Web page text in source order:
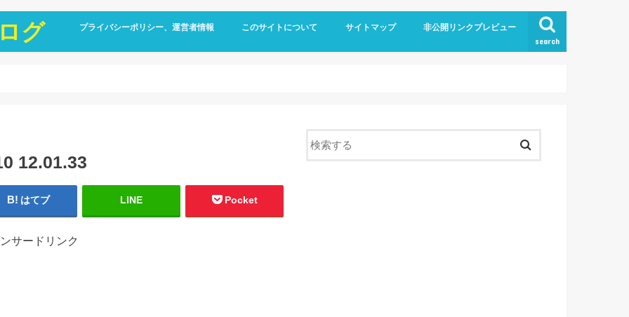
グ search
プライバシーポリシー、運営者情報 このサイトについて サイトマップ 非公開リンクプレビュー
12.01.33
はてブ LINE Pocket
サードリンク